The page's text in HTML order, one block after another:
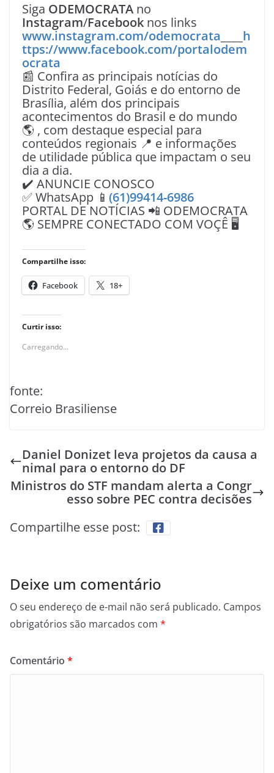
Siga ODEMOCRATA no
Instagram/Facebook nos links
www.instagram.com/odemocrata
h
ttps://www.facebook.com/portalodem
ocrata
📰 Confira as principais notícias do
Distrito Federal, Goiás e do entorno de
Brasília, além dos principais
acontecimentos do Brasil e do mundo
🌎 , com destaque especial para
conteúdos regionais 📍 e informações
de utilidade pública que impactam o seu
dia a dia.
✔️ ANUNCIE CONOSCO
✅ WhatsApp 📱 (61)99414-6986
PORTAL DE NOTÍCIAS 📲 ODEMOCRATA
🌎 SEMPRE CONECTADO COM VOÇÊ 🖥️
Compartilhe isso:
Facebook 18+
Curtir isso:
Carregando...
fonte:
Correio Brasiliense
Daniel Donizet leva projetos da causa a
nimal para o entorno do DF
Ministros do STF mandam alerta a Congr
esso sobre PEC contra decisões
Compartilhe esse post:
Deixe um comentário
O seu endereço de e-mail não será publicado. Campos
obrigatórios são marcados com *
Comentário *